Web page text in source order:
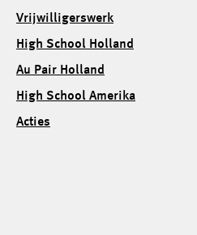
Vrijwilligerswerk
High School Holland
Au Pair Holland
High School Amerika
Acties